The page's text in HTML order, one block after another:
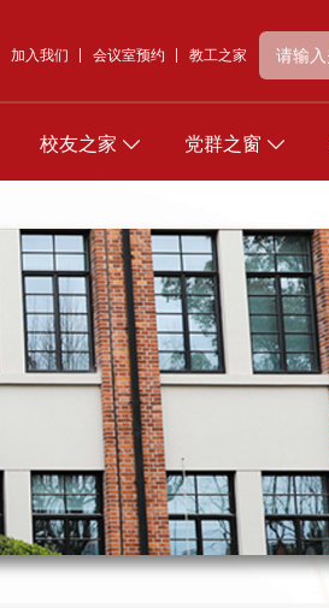
加入我们 会议室预约 教工之家
校友之家 党群之窗